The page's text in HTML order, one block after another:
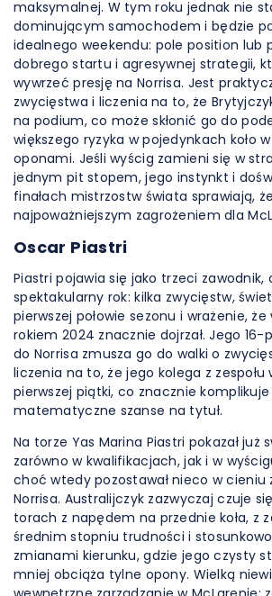
maksymalnej. W tym roku jednak nie
dominującym samochodem i będzie
idealnego weekendu: pole position lub
dobrego startu i agresywnej strategii,
wywrzeć presję na Norrisa. Jest
zwycięstwa i liczenia na to, że
na podium, co może skłonić go do
większego ryzyka w pojedynkach koło
oponami. Jeśli wyścig zamieni się w
jednym pit stopem, jego instynkt i
finałach mistrzostw świata sprawiają,
najpoważniejszym zagrożeniem dla
Oscar Piastri
Piastri pojawia się jako trzeci zawodnik,
spektakularny rok: kilka zwycięstw,
pierwszej połowie sezonu i wrażenie,
rokiem 2024 znacznie dojrzał. Jego
do Norrisa zmusza go do walki o
liczenia na to, że jego kolega z zespołu
pierwszej piątki, co znacznie
matematyczne szanse na tytuł.
Na torze Yas Marina Piastri pokazał już
zarówno w kwalifikacjach, jak i w
choć wtedy pozostawał nieco w cieniu
Norrisa. Australijczyk zazwyczaj czuje
torach z napędem na przednie koła, z
średnim stopniu trudności i
zmianami kierunku, gdzie jego czysty
mniej obciąża tylne opony. Wielką